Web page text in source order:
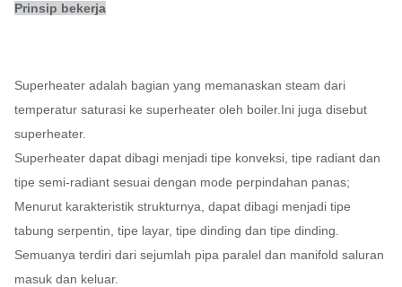
Prinsip bekerja
Superheater adalah bagian yang memanaskan steam dari
temperatur saturasi ke superheater oleh boiler.Ini juga disebut
superheater.
Superheater dapat dibagi menjadi tipe konveksi, tipe radiant dan
tipe semi-radiant sesuai dengan mode perpindahan panas;
Menurut karakteristik strukturnya, dapat dibagi menjadi tipe
tabung serpentin, tipe layar, tipe dinding dan tipe dinding.
Semuanya terdiri dari sejumlah pipa paralel dan manifold saluran
masuk dan keluar.